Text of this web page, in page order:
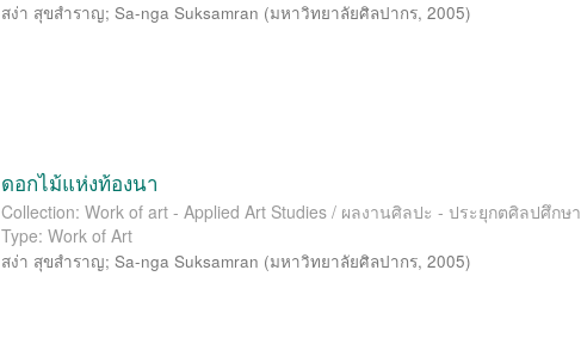
สง่า สุขสำราญ;Sa-nga Suksamran (มหาวิทยาลัยศิลปากร,2005)
ดอกไม้แห่งท้องนา
Collection: Work of art - Applied Art Studies / ผลงานศิลปะ - ประยุกตศิลปศึกษา
Type: Work of Art
สง่า สุขสำราญ;Sa-nga Suksamran (มหาวิทยาลัยศิลปากร,2005)